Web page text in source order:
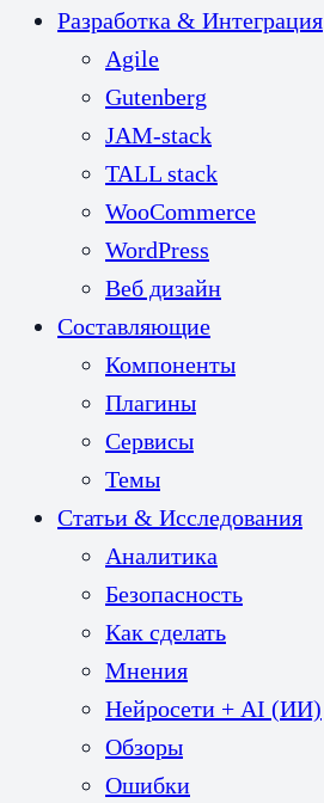
Разработка & Интеграция
Agile
Gutenberg
JAM-stack
TALL stack
WooCommerce
WordPress
Веб дизайн
Составляющие
Компоненты
Плагины
Сервисы
Темы
Статьи & Исследования
Аналитика
Безопасность
Как сделать
Мнения
Нейросети + AI (ИИ)
Обзоры
Ошибки